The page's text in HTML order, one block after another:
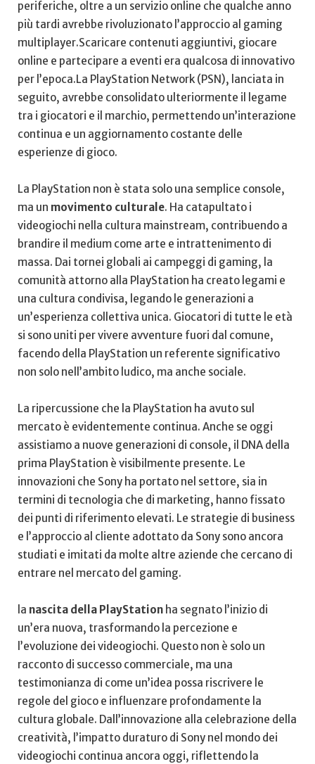
periferiche, oltre a ⁢un servizio online ⁤che​ qualche anno
più tardi avrebbe ⁣rivoluzionato l’approccio al gaming
multiplayer.Scaricare contenuti aggiuntivi, giocare
‍online e‌ partecipare a eventi ⁣era qualcosa di​ innovativo
per l’epoca.La PlayStation Network (PSN), lanciata in
seguito, ​avrebbe consolidato ulteriormente il legame
‌tra‍ i giocatori e il ​marchio, permettendo un’interazione
continua e un aggiornamento costante delle
esperienze ⁣di⁣ gioco.
La PlayStation ⁢non è stata solo una semplice console, ​
ma ⁢un movimento‍ culturale. ⁢Ha catapultato i
videogiochi nella cultura mainstream, contribuendo ​a
brandire il medium‌ come arte e ⁢intrattenimento di
massa. Dai ​tornei globali ai campeggi di gaming, la
comunità attorno alla PlayStation ‌ha‍ creato legami e
una cultura condivisa, legando ⁣le ​generazioni ​a
un’esperienza ​collettiva unica. ‌Giocatori di ‌tutte le ​età
si sono⁢ uniti ‍per vivere avventure fuori dal comune,
facendo della ⁢PlayStation un referente significativo
non ​solo nell’ambito ludico, ma ​anche sociale.
La ⁤ripercussione ‌che la PlayStation ha avuto sul
mercato è evidentemente continua.​ Anche ⁣se oggi
assistiamo a nuove generazioni di console, il DNA della
prima PlayStation⁢ è visibilmente presente. Le
‌innovazioni che Sony ha portato nel ⁢settore, sia⁤ in
termini ‍di ⁣tecnologia che di⁣ marketing, hanno‌ fissato
dei punti di riferimento⁤ elevati. Le strategie‍ di business
e ‍l’approccio ​al cliente adottato da Sony⁤ sono ancora
⁢studiati e imitati da molte ⁢altre‍ aziende che cercano di
entrare nel mercato del gaming.
la nascita della PlayStation ha‍ segnato ‌l’inizio di
‍un’era nuova, trasformando la percezione e
l’evoluzione dei videogiochi. Questo ⁣non⁢ è solo‌ un
racconto di successo commerciale, ma​ una
testimonianza di come un’idea possa riscrivere le
⁤regole del gioco e influenzare profondamente la
cultura globale. Dall’innovazione alla celebrazione della
creatività, l’impatto duraturo di Sony nel mondo dei
videogiochi continua ancora oggi, riflettendo ‍la